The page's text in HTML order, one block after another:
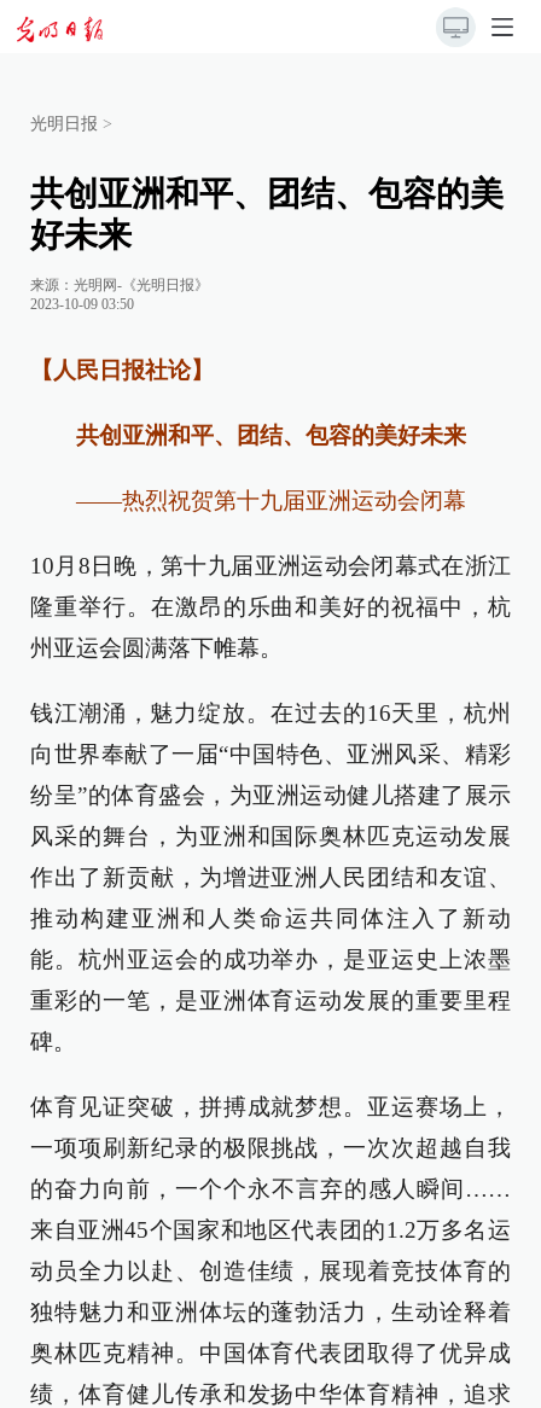
光明日报 >
共创亚洲和平、团结、包容的美
好未来
来源： 光明网-《光明日报》
2023-10-09 03:50
【人民日报社论】
共创亚洲和平、团结、包容的美好未来
——热烈祝贺第十九届亚洲运动会闭幕
10月8日晚，第十九届亚洲运动会闭幕式在浙江
隆重举行。在激昂的乐曲和美好的祝福中，杭
州亚运会圆满落下帷幕。
钱江潮涌，魅力绽放。在过去的16天里，杭州
向世界奉献了一届“中国特色、亚洲风采、精彩
纷呈”的体育盛会，为亚洲运动健儿搭建了展示
风采的舞台，为亚洲和国际奥林匹克运动发展
作出了新贡献，为增进亚洲人民团结和友谊、
推动构建亚洲和人类命运共同体注入了新动
能。杭州亚运会的成功举办，是亚运史上浓墨
重彩的一笔，是亚洲体育运动发展的重要里程
碑。
体育见证突破，拼搏成就梦想。亚运赛场上，
一项项刷新纪录的极限挑战，一次次超越自我
的奋力向前，一个个永不言弃的感人瞬间……
来自亚洲45个国家和地区代表团的1.2万多名运
动员全力以赴、创造佳绩，展现着竞技体育的
独特魅力和亚洲体坛的蓬勃活力，生动诠释着
奥林匹克精神。中国体育代表团取得了优异成
绩，体育健儿传承和发扬中华体育精神，追求